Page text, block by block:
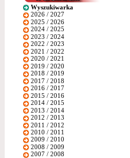
Wyszukiwarka
2026 / 2027
2025 / 2026
2024 / 2025
2023 / 2024
2022 / 2023
2021 / 2022
2020 / 2021
2019 / 2020
2018 / 2019
2017 / 2018
2016 / 2017
2015 / 2016
2014 / 2015
2013 / 2014
2012 / 2013
2011 / 2012
2010 / 2011
2009 / 2010
2008 / 2009
2007 / 2008